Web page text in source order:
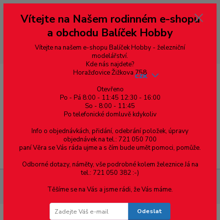
--- pro zákazníky ze Slovenska a jiných zemí, pokud chcete platit v eurech
přepněte si e-shop na euro 💶 pro přepočet měny - pravý horní roh ---
dobírky – pokud si z nějakého důvodu zásilku nevyzvednete, bude po
domluvě zaslána znovu s opětovnou platbou za poštovné, v opačném
případě bude zrušena a účet přidán na blacklist a rušeny následující
objednávky.
Menu
CZK
pakfong - Albion Alloys
Vítejte na Našem rodinném e-shopu
a obchodu Balíček Hobby
Vítejte na našem e-shopu Balíček Hobby - železniční
modelářství.
Kde nás najdete?
Horažďovice Žižkova 758
Otevřeno
Po - Pá 8:00 - 11:45 12:30 - 16:00
So - 8:00 - 11:45
Po telefonické domluvě kdykoliv
Info o objednávkách, přidání, odebrání položek, úpravy
objednávek na tel.: 721 050 700
paní Věra se Vás ráda ujme a s čím bude umět pomoci, pomůže.
Odborné dotazy, náměty, vše podrobné kolem železnice Já na
tel.: 721 050 382 :-)
Těšíme se na Vás a jsme rádi, že Vás máme.
Odeslat